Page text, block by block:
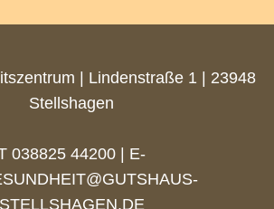
| Lindenstraße 1 | 23948
Stellshagen
038825 44200 | E-
STELLSHAGEN.DE